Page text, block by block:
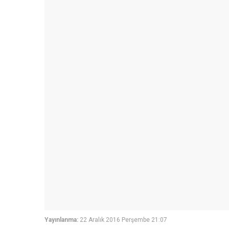
Yayınlanma: 22 Aralık 2016 Perşembe 21:07